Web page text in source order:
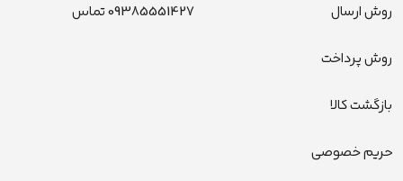
روش ارسال
روش پرداخت
بازگشت کالا
حریم خصوصی
09385551427 تماس